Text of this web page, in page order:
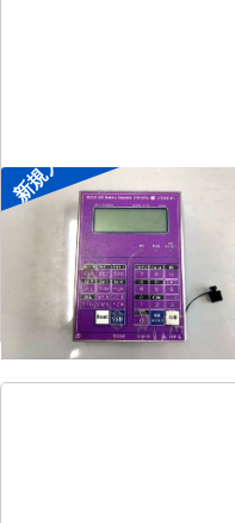
新規入荷
ポータブル入出力装置
協立アスリック
式U-Port Pro
式-